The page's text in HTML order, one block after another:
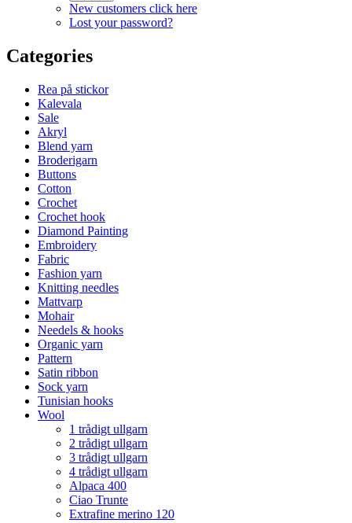
New customers click here
Lost your password?
Categories
Rea på stickor
Kalevala
Sale
Akryl
Blend yarn
Broderigarn
Buttons
Cotton
Crochet
Crochet hook
Diamond Painting
Embroidery
Fabric
Fashion yarn
Knitting needles
Mattvarp
Mohair
Needels & hooks
Organic yarn
Pattern
Satin ribbon
Sock yarn
Tunisian hooks
Wool
1 trådigt ullgarn
2 trådigt ullgarn
3 trådigt ullgarn
4 trådigt ullgarn
Alpaca 400
Ciao Trunte
Extrafine merino 120